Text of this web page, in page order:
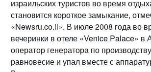
израильских туристов во время
становится короткое замыкание,
«Newsru.co.il». В июле 2008 года во
вечеринки в отеле «Venice Palace» в
оператор генератора по
равновесие и упал вместе с